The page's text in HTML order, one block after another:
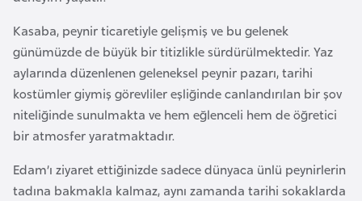
Kasaba, peynir ticaretiyle gelişmiş ve bu gelenek
günümüzde de büyük bir titizlikle sürdürülmektedir. Yaz
aylarında düzenlenen geleneksel peynir pazarı, tarihi
kostümler giymiş görevliler eşliğinde canlandırılan bir şov
niteliğinde sunulmakta ve hem eğlenceli hem de öğretici
bir atmosfer yaratmaktadır.
Edam’ı ziyaret ettiğinizde sadece dünyaca ünlü peynirlerin
tadına bakmakla kalmaz, aynı zamanda tarihi sokaklarda
g
a
r
i
s
t
n